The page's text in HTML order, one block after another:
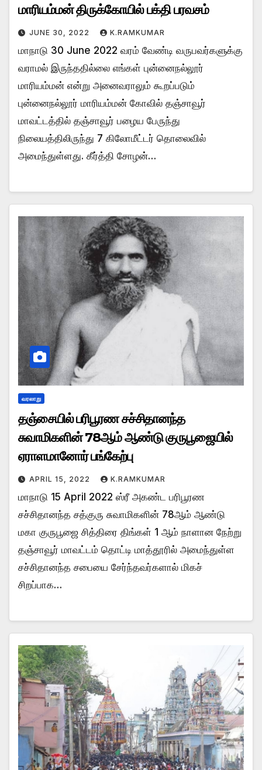
மாரியம்மன் திருக்கோயில் பக்தி பரவசம்
JUNE 30, 2022 K.RAMKUMAR
மாநாடு 30 June 2022 வரம் வேண்டி வருபவர்களுக்கு
வராமல் இருந்ததில்லை எங்கள் புன்னைநல்லூர்
மாரியம்மன் என்று அனைவராலும் கூறப்படும்
புன்னைநல்லூர் மாரியம்மன் கோவில் தஞ்சாவூர்
மாவட்டத்தில் தஞ்சாவூர் பழைய பேருந்து
நிலையத்திலிருந்து 7 கிலோமீட்டர் தொலைவில்
அமைந்துள்ளது. கீர்த்தி சோழன்…
வரலாறு
தஞ்சையில் பரிபூரண சச்சிதானந்த
சுவாமிகளின் 78ஆம் ஆண்டு குருபூஜையில்
ஏராளமானோர் பங்கேற்பு
APRIL 15, 2022 K.RAMKUMAR
மாநாடு 15 April 2022 ஸ்ரீ அகண்ட பரிபூரண
சச்சிதானந்த சத்குரு சுவாமிகளின் 78ஆம் ஆண்டு
மகா குருபூஜை சித்திரை திங்கள் 1 ஆம் நாளான நேற்று
தஞ்சாவூர் மாவட்டம் தொட்டி மாத்தூரில் அமைந்துள்ள
சச்சிதானந்த சபையை சேர்ந்தவர்களால் மிகச்
சிறப்பாக…